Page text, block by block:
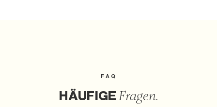
FAQ
HÄUFIGE Fragen.